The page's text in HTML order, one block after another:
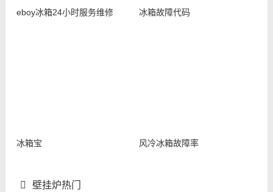
eboy冰箱24小时服务维修 冰箱故障代码
冰箱宝 风冷冰箱故障率
壁挂炉热门